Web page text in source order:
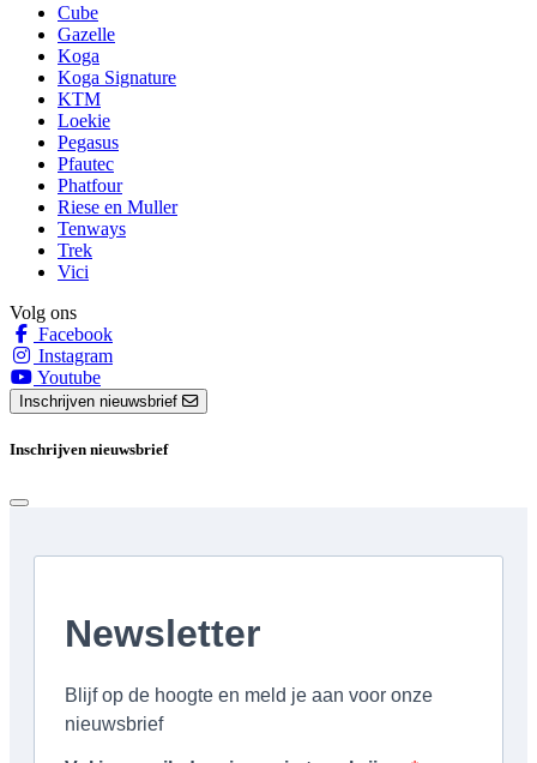
Cube
Gazelle
Koga
Koga Signature
KTM
Loekie
Pegasus
Pfautec
Phatfour
Riese en Muller
Tenways
Trek
Vici
Volg ons
Facebook
Instagram
Youtube
Inschrijven nieuwsbrief
Inschrijven nieuwsbrief